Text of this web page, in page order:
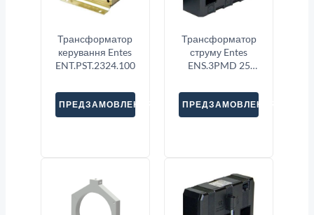
Трансформатор
керування Entes
ENT.PST.2324.100
ПРЕДЗАМОВЛЕННЯ
Трансформатор
струму Entes
ENS.3PMD 25
ПРЕДЗАМОВЛЕННЯ